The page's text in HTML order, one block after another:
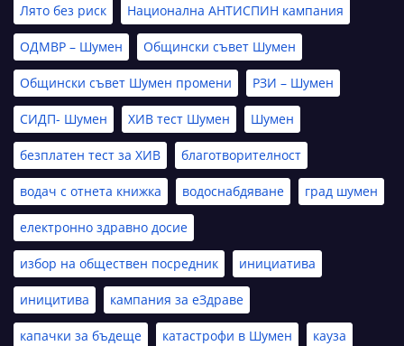
Лято без риск Национална АНТИСПИН кампания
ОДМВР – Шумен Общински съвет Шумен
Общински съвет Шумен промени РЗИ – Шумен
СИДП- Шумен ХИВ тест Шумен Шумен
безплатен тест за ХИВ благотворителност
водач с отнета книжка водоснабдяване град шумен
електронно здравно досие
избор на обществен посредник инициатива
иницитива кампания за еЗдраве
капачки за бъдеще катастрофи в Шумен кауза